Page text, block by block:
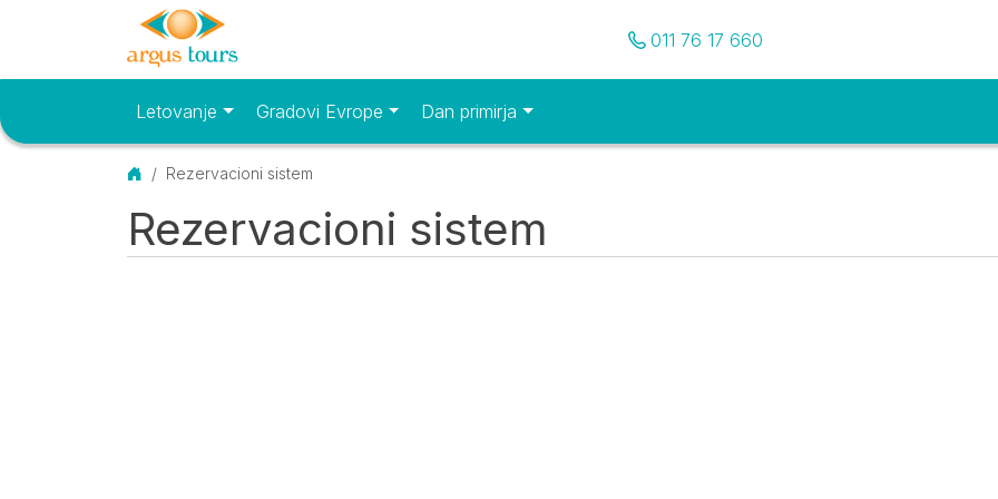
Pozovite nas
011 76 17 660
Osnovni meniLetovanje Gradovi Evrope Dan primirja
Početna
Rezervacioni sistem
Rezervacioni sistem